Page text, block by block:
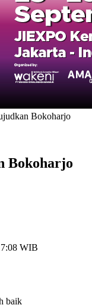
Bokoharjo
Bokoharjo
WIB
baik